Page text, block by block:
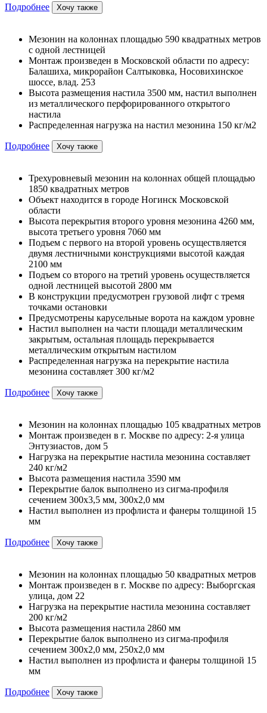
Подробнее Хочу также
Мезонин на колоннах площадью 590 квадратных метров
с одной лестницей
Монтаж произведен в Московской области по адресу:
Балашиха, микрорайон Салтыковка, Носовихинское
шоссе, влад. 253
Высота размещения настила 3500 мм, настил выполнен
из металлического перфорированного открытого
настила
Распределенная нагрузка на настил мезонина 150 кг/м2
Подробнее Хочу также
Трехуровневый мезонин на колоннах общей площадью
1850 квадратных метров
Объект находится в городе Ногинск Московской
области
Высота перекрытия второго уровня мезонина 4260 мм,
высота третьего уровня 7060 мм
Подъем с первого на второй уровень осуществляется
двумя лестничными конструкциями высотой каждая
2100 мм
Подъем со второго на третий уровень осуществляется
одной лестницей высотой 2800 мм
В конструкции предусмотрен грузовой лифт с тремя
точками остановки
Предусмотрены карусельные ворота на каждом уровне
Настил выполнен на части площади металлическим
закрытым, остальная площадь перекрывается
металлическим открытым настилом
Распределенная нагрузка на перекрытие настила
мезонина составляет 300 кг/м2
Подробнее Хочу также
Мезонин на колоннах площадью 105 квадратных метров
Монтаж произведен в г. Москве по адресу: 2-я улица
Энтузиастов, дом 5
Нагрузка на перекрытие настила мезонина составляет
240 кг/м2
Высота размещения настила 3590 мм
Перекрытие балок выполнено из сигма-профиля
сечением 300х3,5 мм, 300х2,0 мм
Настил выполнен из профлиста и фанеры толщиной 15
мм
Подробнее Хочу также
Мезонин на колоннах площадью 50 квадратных метров
Монтаж произведен в г. Москве по адресу: Выборгская
улица, дом 22
Нагрузка на перекрытие настила мезонина составляет
200 кг/м2
Высота размещения настила 2860 мм
Перекрытие балок выполнено из сигма-профиля
сечением 300х2,0 мм, 250х2,0 мм
Настил выполнен из профлиста и фанеры толщиной 15
мм
Подробнее Хочу также